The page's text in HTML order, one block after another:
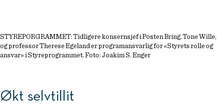
STYREPORGRAMMET: Tidligere konsernsjef i Posten Bring, Tone Wille,
og professor Therese Egeland er programansvarlig for «Styrets rolle og
ansvar» i Styreprogrammet. Foto: Joakim S. Enger
Økt selvtillit